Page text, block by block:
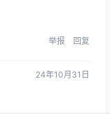
举报 回复
24年10月31日